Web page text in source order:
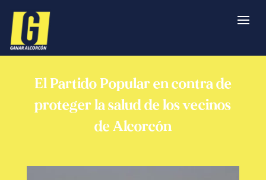
El Partido Popular en contra de
proteger la salud de los vecinos
de Alcorcón